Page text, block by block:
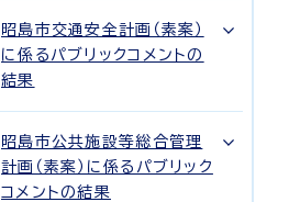
昭島市交通安全計画（素案）
に係るパブリックコメントの
結果
昭島市公共施設等総合管理
計画（素案）に係るパブリック
コメントの結果